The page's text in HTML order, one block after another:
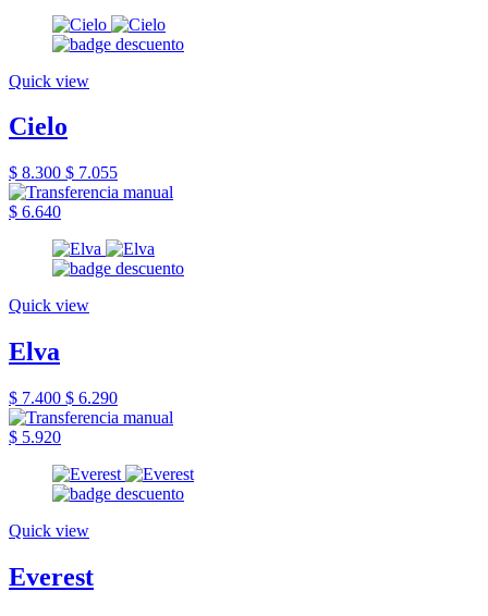
Quick view
Cielo
$ 8.300 $ 7.055
$ 6.640
Quick view
Elva
$ 7.400 $ 6.290
$ 5.920
Quick view
Everest